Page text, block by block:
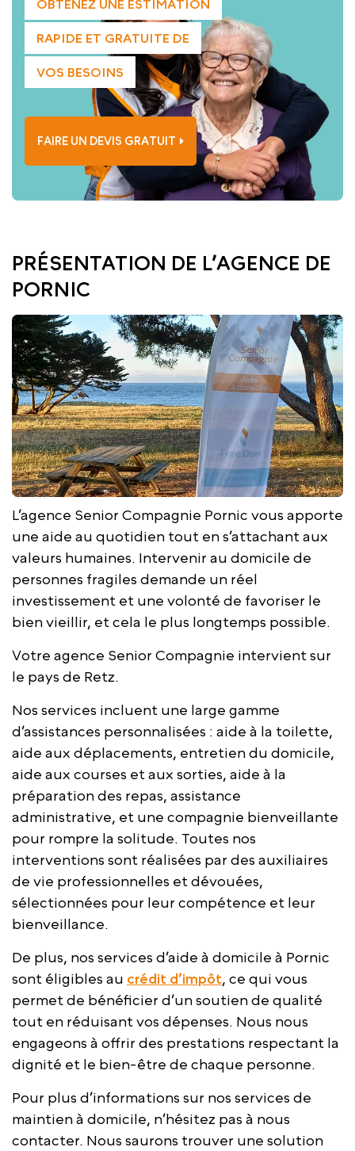
OBTENEZ UNE ESTIMATION
RAPIDE ET GRATUITE DE
VOS BESOINS
FAIRE UN DEVIS GRATUIT
PRÉSENTATION DE L’AGENCE DE
PORNIC
L’agence Senior Compagnie Pornic vous apporte
une aide au quotidien tout en s’attachant aux
valeurs humaines. Intervenir au domicile de
personnes fragiles demande un réel
investissement et une volonté de favoriser le
bien vieillir, et cela le plus longtemps possible.
Votre agence Senior Compagnie intervient sur
le pays de Retz.
Nos services incluent une large gamme
d’assistances personnalisées : aide à la toilette,
aide aux déplacements, entretien du domicile,
aide aux courses et aux sorties, aide à la
préparation des repas, assistance
administrative, et une compagnie bienveillante
pour rompre la solitude. Toutes nos
interventions sont réalisées par des auxiliaires
de vie professionnelles et dévouées,
sélectionnées pour leur compétence et leur
bienveillance.
De plus, nos services d’aide à domicile à Pornic
sont éligibles au crédit d’impôt, ce qui vous
permet de bénéficier d’un soutien de qualité
tout en réduisant vos dépenses. Nous nous
engageons à offrir des prestations respectant la
dignité et le bien-être de chaque personne.
Pour plus d’informations sur nos services de
maintien à domicile, n’hésitez pas à nous
contacter. Nous saurons trouver une solution